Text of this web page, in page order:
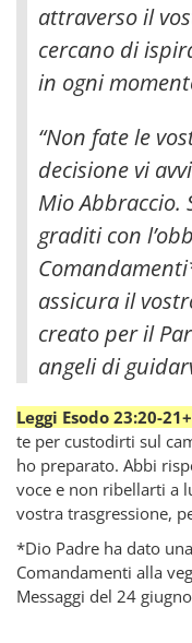
attraverso il
cercano di
in ogni
“Non fate le
decisione vi
Mio Abbraccio.
graditi con
assicura il
creato per il
angeli di
Leggi Esodo 23:20-21+
te per custodirti sul
ho preparato. Abbi
voce e non ribellarti a
vostra trasgressione,
*Dio Padre ha dato
Comandamenti alla
Messaggi del 24